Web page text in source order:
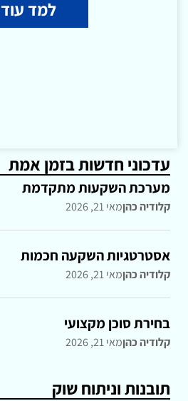
למד עוד
עדכוני חדשות בזמן אמת
מערכת השקעות מתקדמת
קלודיה כהןמאי 21, 2026
אסטרטגיות השקעה חכמות
קלודיה כהןמאי 21, 2026
בחירת סוכן מקצועי
קלודיה כהןמאי 21, 2026
תובנות וניתוח שוק